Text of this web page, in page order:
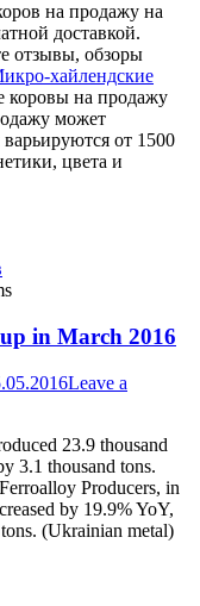
на продажу на
доставкой.
отзывы, обзоры
хайлендские
коровы на продажу
может
от 1500
цвета и
in March 2016
Leave a
23.9 thousand
3.1 thousand tons.
Producers, in
by 19.9% YoY,
(Ukrainian metal)